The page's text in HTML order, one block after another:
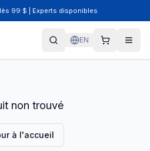
99 $ | Experts disponibles
EN
non trouvé
à l'accueil